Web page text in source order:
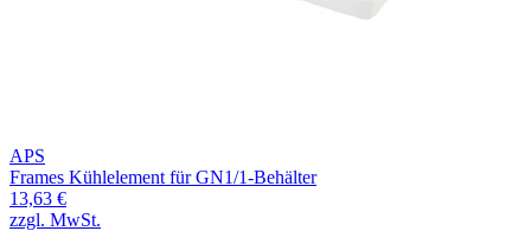
APS
Frames Kühlelement für GN1/1-Behälter
13,63 €
zzgl. MwSt.